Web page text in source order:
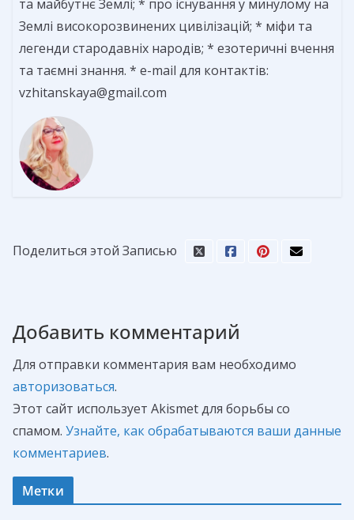
та майбутнє Землі; * про існування у минулому на
Землі високорозвинених цивілізацій; * міфи та
легенди стародавніх народів; * езотеричні вчення
та таємні знання. * e-mail для контактів:
vzhitanskaya@gmail.com
Поделиться этой Записью
Добавить комментарий
Для отправки комментария вам необходимо
авторизоваться.
Этот сайт использует Akismet для борьбы со
спамом. Узнайте, как обрабатываются ваши данные
комментариев.
Метки